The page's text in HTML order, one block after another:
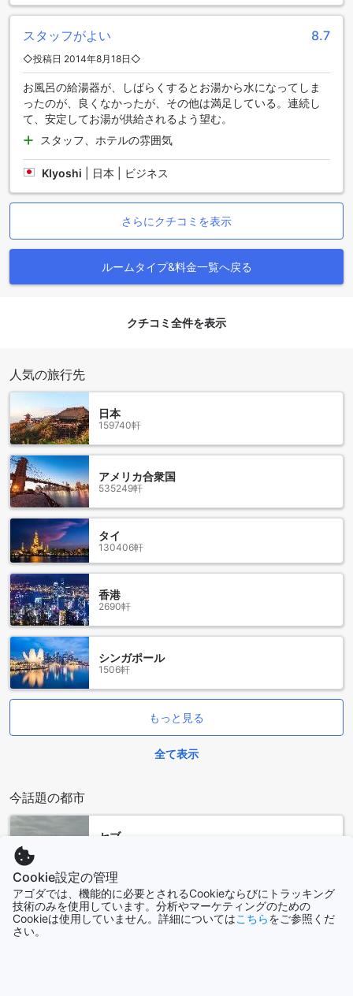
ノボテル スラバヤ ホテルのお部屋設備
ノボテル スラバヤ ホテルでは快適な滞在をお約束するため、
さまざまなお部屋設備をご用意しています。お部屋にはエア
コンが完備されており、常に快適な室温を保つことができま
す。また、毎日新聞もご提供しており、最新のニュースや情
報をお楽しみいただけます。ヘアドライヤーやテレビも完備
されており、快適な滞在をサポートします。ミニバーもご用
意しており、お好きな飲み物やスナックをお部屋でお楽しみ
いただけます。さらに、バルコニーまたはテラスもあり、美
しい景色を眺めながらリラックスすることができます。衛星
放送やケーブルテレビもご利用いただけますので、お好きな
番組や映画をお楽しみください。
ノボテル スラバヤ ホテルの充実した飲食施設
ノボテル スラバヤ ホテルでは、お客様が快適な滞在を過ごせ
るように、さまざまな飲食施設を提供しています。まず、ホ
ぶことができ、心地よい雰囲気の中で食事を楽しむことがで
しています。お部屋でくつろぎながら、自宅のように食事を
楽しむことができます。さらに、毎日のハウスキーピングサ
さらに、ノボテル スラバヤ ホテルにはハラルレストランもあ
ります。ムスリムのお客様にも安心して食事を楽しんでいた
だけるように、ハラルフードを提供しています。朝食にはビ
ュッフェスタイルの朝食も用意されており、さまざまな料理
をお楽しみいただけます。ノボテル スラバヤ ホテルでの滞在
中、お客様は心地よい食事体験をお楽しみいただけます。
ノボテル スラバヤ ホテルのお部屋の種類
ノボテル スラバヤ ホテルでは、様々なお部屋の種類をご用意
しております。ガーデンビューのスーペリアキングベッドル
ームは、32平米の広々とした空間にキングサイズベッドが備
わっています。プールビューのスーペリアキングベッドルー
ムも同じく32平米の広さで、キングサイズベッドがありま
す。シングルベッド2台があるガーデンビューのスーペリアツ
インベッドルームとプールビューのスーペリアツインベッド
ルームも32平米の広さで、快適な滞在をお約束します。プー
ルテラスのスーペリアルームには、シングルベッド2台が備わ
っています。ベッドの種類はシングルベッド2台またはダブル
ベッドからお選びいただけます。Agodaでこれらのお部屋を
予約すると、最高の価格と簡単で手間のかからない予約体験
臓部に位置し、活気あふれる都市生活を体験できる場所で
しており、訪れる人々に多様な文化とライフスタイルを提供
しています。特に、スラバヤのシンボルである「スラバヤ大
聖堂」や、歴史的な「スラバヤ市役所」は必見のスポット
で、独特の建築美を楽しむことができます。
さらに、スラバヤ センター周辺には、地元の食材を使った屋
台やレストランが立ち並んでおり、インドネシアの伝統的な
スタッフがよい 8.7
◇投稿日 2014年8月18日◇
お風呂の給湯器が、しばらくするとお湯から水になってしま
ったのが、良くなかったが、その他は満足している。連続し
て、安定してお湯が供給されるよう望む。
スタッフ、ホテルの雰囲気
KIyoshi 日本 | ビジネス
さらにクチコミを表示
ルームタイプ&料金一覧へ戻る
クチコミ全件を表示
人気の旅行先
日本
159740軒
アメリカ合衆国
535249軒
タイ
130406軒
香港
2690軒
シンガポール
1506軒
もっと見る
全て表示
今話題の都市
セブ
シドニー
オーストラリア
Cookie設定の管理
アゴダでは、機能的に必要とされるCookieならびにトラッキング
技術のみを使用しています。分析やマーケティングのための
Cookieは使用していません。詳細についてはこちらをご参照くだ
さい。